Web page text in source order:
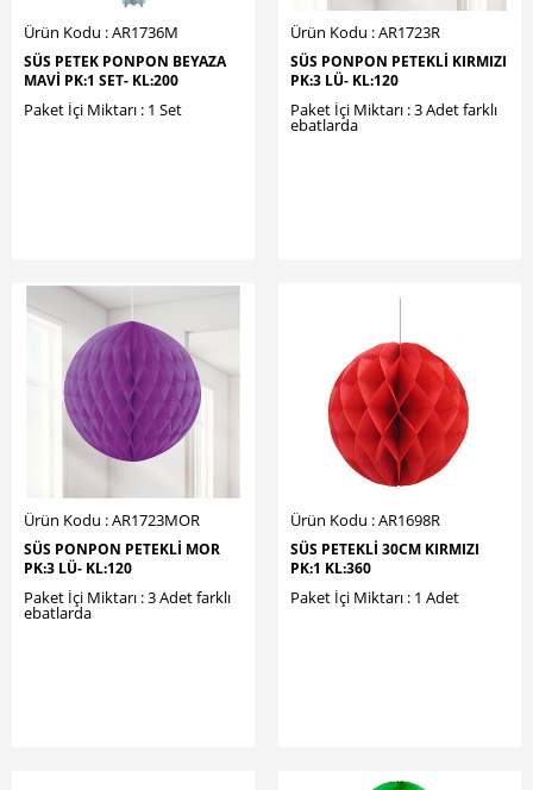
Ürün Kodu : AR1736M
SÜS PETEK PONPON BEYAZA
MAVİ PK:1 SET- KL:200
Paket İçi Miktarı : 1 Set
Ürün Kodu : AR1723R
SÜS PONPON PETEKLİ KIRMIZI
PK:3 LÜ- KL:120
Paket İçi Miktarı : 3 Adet farklı
ebatlarda
Ürün Kodu : AR1723MOR
SÜS PONPON PETEKLİ MOR
PK:3 LÜ- KL:120
Paket İçi Miktarı : 3 Adet farklı
ebatlarda
Ürün Kodu : AR1698R
SÜS PETEKLİ 30CM KIRMIZI
PK:1 KL:360
Paket İçi Miktarı : 1 Adet